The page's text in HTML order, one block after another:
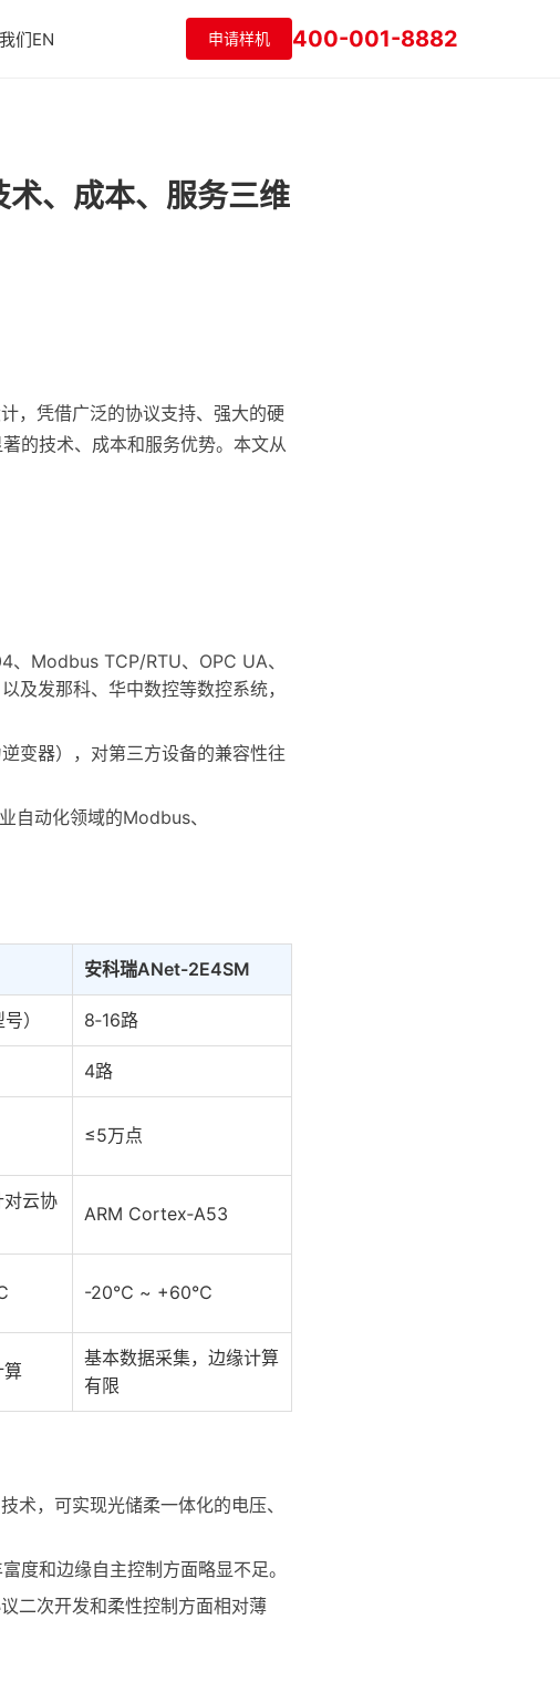
们EN 申请样机 400-001-8882
、成本、服务三维
，凭借广泛的协议支持、强大的硬
的技术、成本和服务优势。本文从
Modbus TCP/RTU、OPC UA、
及发那科、华中数控等数控系统，
变器），对第三方设备的兼容性往
自动化领域的Modbus、
安科瑞ANet-2E4SM
） 8‑16路
4路
≤5万点
对云协
ARM Cortex‑A53
-20℃ ~ +60℃
算
基本数据采集，边缘计算
有限
术，可实现光储柔一体化的电压、
度和边缘自主控制方面略显不足。
二次开发和柔性控制方面相对薄